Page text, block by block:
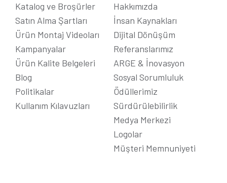
Katalog ve Broşürler
Satın Alma Şartları
Ürün Montaj Videoları
Kampanyalar
Ürün Kalite Belgeleri
Blog
Politikalar
Kullanım Kılavuzları
Hakkımızda
İnsan Kaynakları
Dijital Dönüşüm
Referanslarımız
ARGE & İnovasyon
Sosyal Sorumluluk
Ödüllerimiz
Sürdürülebilirlik
Medya Merkezi
Logolar
Müşteri Memnuniyeti